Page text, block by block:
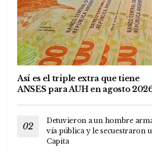
Así es el triple extra que tiene
ANSES para AUH en agosto
Detuvieron a un hombre
vía pública y le secuestraron
Capita